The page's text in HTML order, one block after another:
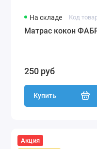
На складе Код
Матрас кокон
250 руб
Купить
Акция